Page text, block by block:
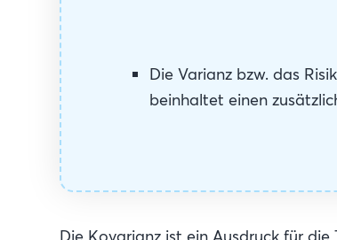
Die Varianz bzw. das
beinhaltet einen
Die Kovarianz ist ein Ausdruck für